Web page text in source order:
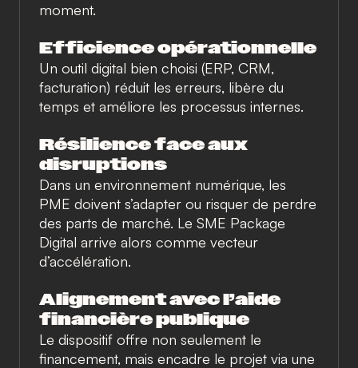
moment.
Efficience opérationnelle
Un outil digital bien choisi (ERP, CRM,
facturation) réduit les erreurs, libère du
temps et améliore les processus internes.
Résilience face aux
disruptions
Dans un environnement numérique, les
PME doivent s’adapter ou risquer de perdre
des parts de marché. Le SME Package
Digital arrive alors comme vecteur
d’accélération.
Alignement avec l’aide
financière publique
Le dispositif offre non seulement le
financement, mais encadre le projet via une